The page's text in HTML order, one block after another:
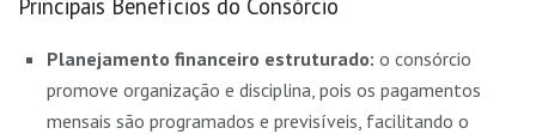
Planejamento financeiro estruturado: o consórcio
promove organização e disciplina, pois os pagamentos
mensais são programados e previsíveis, facilitando o